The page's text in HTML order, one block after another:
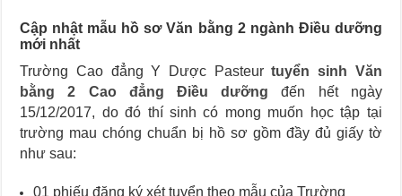
Cập nhật mẫu hồ sơ Văn bằng 2 ngành Điều dưỡng
mới nhất
Trường Cao đẳng Y Dược Pasteurtuyển sinh Văn
bằng 2 Cao đẳng Điều dưỡng đến hết ngày
15/12/2017, do đó thí sinh có mong muốn học tập tại
trường mau chóng chuẩn bị hồ sơ gồm đầy đủ giấy tờ
như sau:
01 phiếu đăng ký xét tuyển theo mẫu của Trường